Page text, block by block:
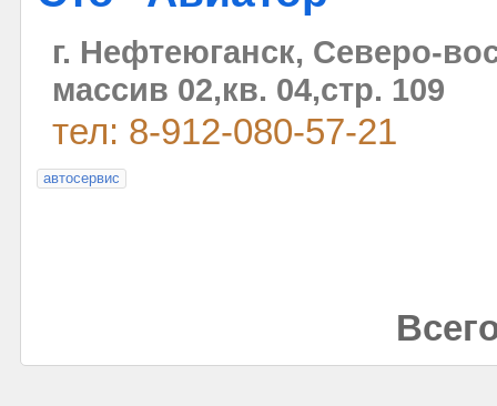
г. Нефтеюганск, Северо-
массив 02,кв. 04,стр. 109
тел: 8-912-080-57-21
автосервис